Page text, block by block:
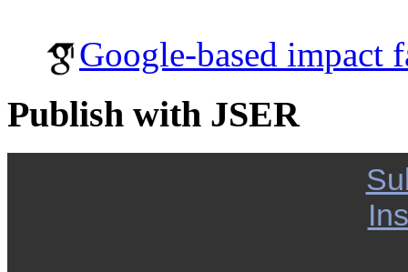
Google-based impact
Publish with JSER